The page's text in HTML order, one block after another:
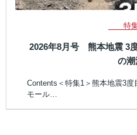
特
2026年8月号 熊本地震 3
の
Contents＜特集1＞熊本地震3
モール…